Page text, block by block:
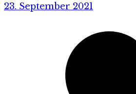
23. September 2021